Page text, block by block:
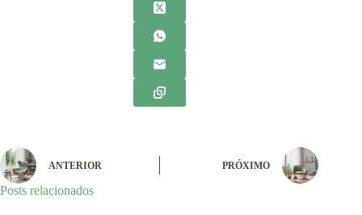
ANTERIOR PRÓXIMO
Posts relacionados